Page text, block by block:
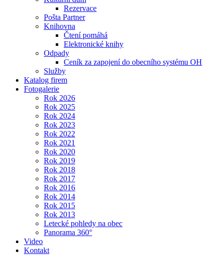
Rezervace
Pošta Partner
Knihovna
Čtení pomáhá
Elektronické knihy
Odpady
Ceník za zapojení do obecního systému OH
Služby
Katalog firem
Fotogalerie
Rok 2026
Rok 2025
Rok 2024
Rok 2023
Rok 2022
Rok 2021
Rok 2020
Rok 2019
Rok 2018
Rok 2017
Rok 2016
Rok 2014
Rok 2015
Rok 2013
Letecké pohledy na obec
Panorama 360°
Video
Kontakt